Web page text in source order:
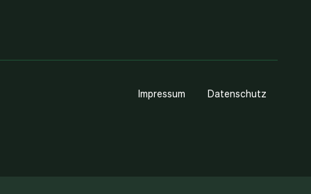
Impressum Datenschutz